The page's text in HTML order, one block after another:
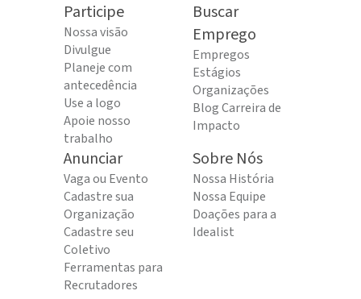
Participe
Nossa visão
Divulgue
Planeje com
antecedência
Use a logo
Apoie nosso
trabalho
Buscar
Emprego
Empregos
Estágios
Organizações
Blog Carreira de
Impacto
Anunciar
Vaga ou Evento
Cadastre sua
Organização
Cadastre seu
Coletivo
Ferramentas para
Recrutadores
Sobre Nós
Nossa História
Nossa Equipe
Doações para a
Idealist